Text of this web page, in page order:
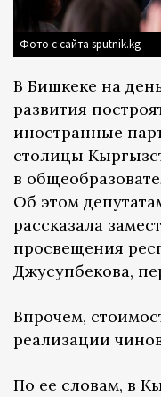
Фото с сайта sputnik.kg
В Бишкеке на
развития
иностранные
столицы
в
Об этом
рассказала
просвещения
Джусупбекова,
Впрочем,
реализации
По ее словам, в